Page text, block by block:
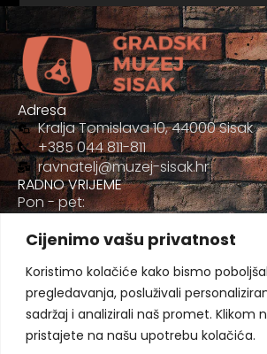
Cijenimo vašu privatnost
Koristimo kolačiće kako bismo
pregledavanja, posluživali
sadržaj i analizirali naš promet. Klikom
pristajete na našu upotrebu kolačića.
Adresa
Kralja Tomislava 10, 44000 Sisak
+385 044 811-811
ravnatelj@muzej-sisak.hr
RADNO VRIJEME
Pon - pet:
Sub